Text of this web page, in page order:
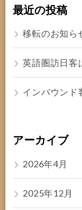
最近の投稿
移転のお知ら
英語圏訪日客
インバウンド
アーカイブ
2026年4月
2025年12月